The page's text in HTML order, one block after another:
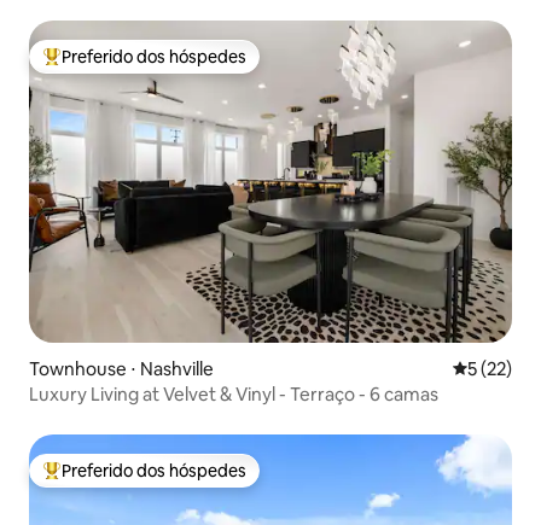
Entre os melhores preferidos dos hóspedes
Preferido dos hóspedes
Townhouse ⋅ Nashville 5 de uma
5 (22)
Luxury Living at Velvet & Vinyl - Terraço - 6 camas
Entre os melhores preferidos dos hóspedes
Preferido dos hóspedes